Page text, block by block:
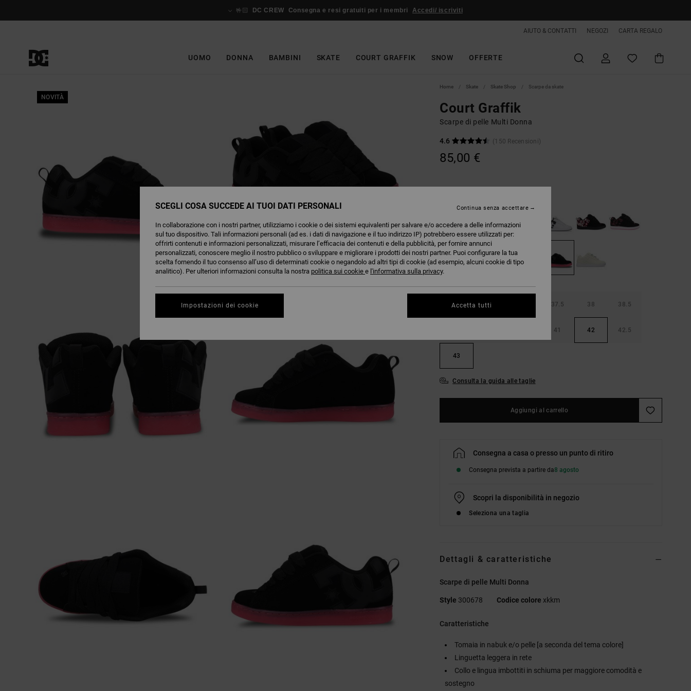
🤟🏻 DC CREW Consegna e resi gratuiti per i membri Accedi/ iscriviti
AIUTO & CONTATTI NEGOZI CARTA REGALO
UOMO DONNA BAMBINI SKATE COURT GRAFFIK SNOW OFFERTE
NOVITÀ
Home Skate Skate Shop Scarpe da skate
Court Graffik
Scarpe di pelle Multi Donna
4.6 (150 Recensioni)
85,00 €
36 36.5 37.5 38 38.5
41 42 42.5
43
Consulta la guida alle taglie
Aggiungi al carrello
Consegna a casa o presso un punto di ritiro
Consegna prevista a partire da8 agosto
Scopri la disponibilità in negozio
Seleziona una taglia
Dettagli & caratteristiche
Scarpe di pelle Multi Donna
Style 300678 Codice colore xkkm
Caratteristiche
Tomaia in nabuk e/o pelle [a seconda del tema colore]
Linguetta leggera in rete
Collo e lingua imbottiti in schiuma per maggiore comodità e
sostegno
SCEGLI COSA SUCCEDE AI TUOI DATI PERSONALI
In collaborazione con i nostri partner, utilizziamo i cookie o dei sistemi equivalenti per salvare e/o accedere a delle informazioni
sul tuo dispositivo. Tali informazioni personali (ad es. i dati di navigazione e il tuo indirizzo IP) potrebbero essere utilizzati per:
offrirti contenuti e informazioni personalizzati, misurare l’efficacia dei contenuti e della pubblicità, per fornire annunci
personalizzati, conoscere meglio il nostro pubblico o sviluppare e migliorare i prodotti dei nostri partner. Puoi configurare la tua
scelta fornendo il tuo consenso all’uso di determinati cookie o negandolo ad altri tipi di cookie (ad esempio, alcuni cookie di tipo
analitico). Per ulteriori informazioni consulta la nostra politica sui cookie e l'informativa sulla privacy.
Impostazioni dei cookie
Continua senza accettare
Accetta tutti